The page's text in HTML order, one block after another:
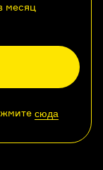
месяц
сюда